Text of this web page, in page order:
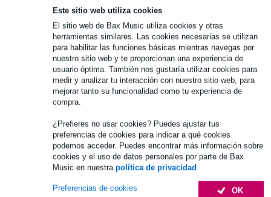
Este sitio web utiliza cookies
El sitio web de Bax Music utiliza cookies y otras
herramientas similares. Las cookies necesarias se utilizan
para habilitar las funciones básicas mientras navegas por
nuestro sitio web y te proporcionan una experiencia de
usuario óptima. También nos gustaría utilizar cookies para
medir y analizar tu interacción con nuestro sitio web, para
mejorar tanto su funcionalidad como tu experiencia de
compra.
¿Prefieres no usar cookies? Puedes ajustar tus
preferencias de cookies para indicar a qué cookies
podemos acceder. Puedes encontrar más información sobre
cookies y el uso de datos personales por parte de Bax
Music en nuestra política de privacidad
OK
Preferencias de cookies
exclusivas!
Premio de 13,30 €
Información del producto
diámetro del altavoz: 33 cm
diámetro del transductor de graves/medios: 17 cm
transductores: 1x transductor de graves/medios de 17 cm, 4x
Especificaciones completas
Accesorios (7)